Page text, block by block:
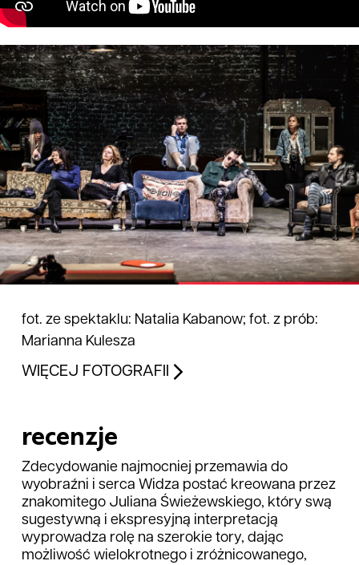
fot. ze spektaklu: Natalia Kabanow; fot. z prób:
Marianna Kulesza
WIĘCEJ FOTOGRAFII
recenzje
Zdecydowanie najmocniej przemawia do
wyobraźni i serca Widza postać kreowana przez
znakomitego Juliana Świeżewskiego, który swą
sugestywną i ekspresyjną interpretacją
wyprowadza rolę na szerokie tory, dając
możliwość wielokrotnego i zróżnicowanego,